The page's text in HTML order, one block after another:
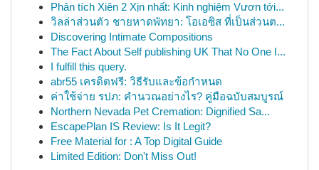
Phân tích Xiên 2 Xịn nhất: Kinh nghiệm Vươn tới...
วิลล่าส่วนตัว ชายหาดพัทยา: โอเอซิส ที่เป็นส่วนต...
Discovering Intimate Compositions
The Fact About Self publishing UK That No One I...
I fulfill this query.
abr55 เครดิตฟรี: วิธีรับและข้อกำหนด
ค่าใช้จ่าย รปภ: คำนวณอย่างไร? คู่มือฉบับสมบูรณ์
Northern Nevada Pet Cremation: Dignified Sa...
EscapePlan IS Review: Is It Legit?
Free Material for : A Top Digital Guide
Limited Edition: Don't Miss Out!